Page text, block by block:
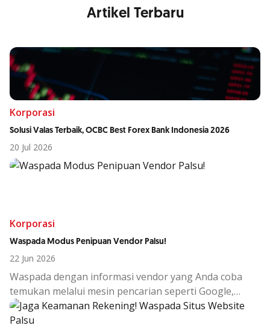
Artikel Terbaru
Korporasi
Solusi Valas Terbaik, OCBC Best Forex Bank Indonesia 2026
20 Jul 2026
Korporasi
Waspada Modus Penipuan Vendor Palsu!
22 Jun 2026
Waspada dengan informasi vendor yang Anda coba
temukan melalui mesin pencarian seperti Google,
website business to business (B2B), maupun melalui
jejaring media sosial!